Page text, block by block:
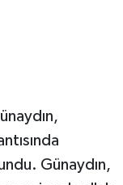
Günaydın,